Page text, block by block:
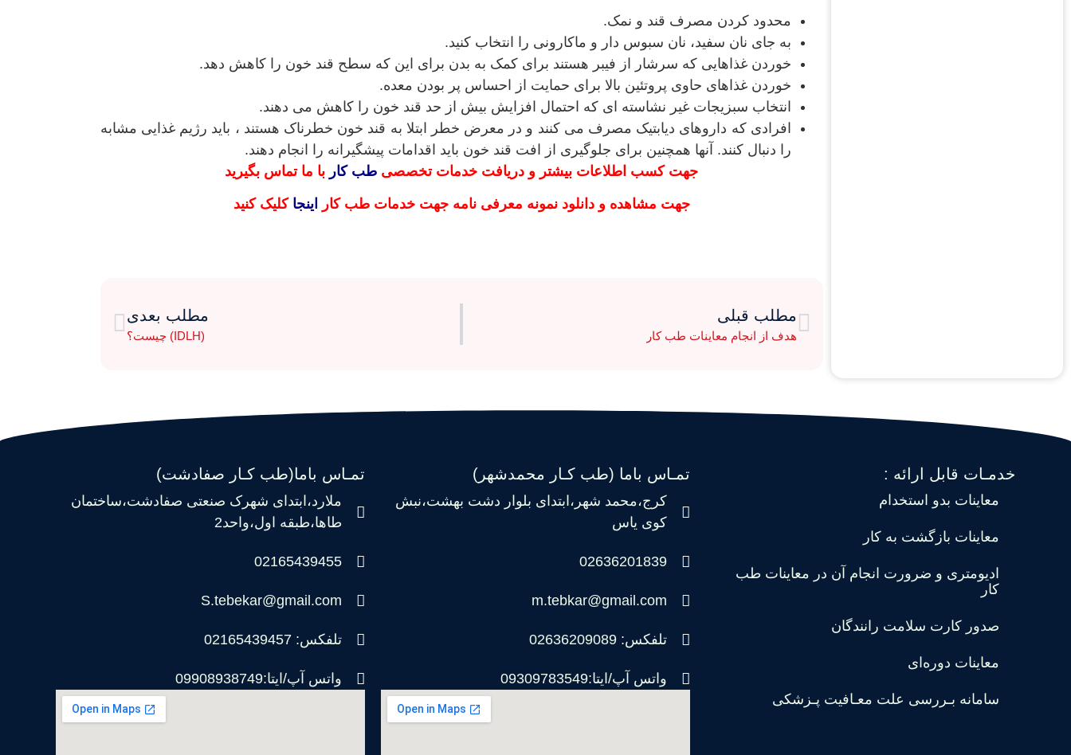
محدود کردن مصرف قند و نمک.
به جای نان سفید، نان سبوس دار و ماکارونی را انتخاب کنید.
خوردن غذاهایی که سرشار از فیبر هستند برای کمک به بدن برای این که سطح قند خون را کاهش دهد.
خوردن غذاهای حاوی پروتئین بالا برای حمایت از احساس پر بودن معده.
انتخاب سبزیجات غیر نشاسته ای که احتمال افزایش بیش از حد قند خون را کاهش می دهند.
افرادی که داروهای دیابتیک مصرف می کنند و در معرض خطر ابتلا به قند خون خطرناک هستند ، باید رژیم غذایی مشابه
را دنبال کنند. آنها همچنین برای جلوگیری از افت قند خون باید اقدامات پیشگیرانه را انجام دهند.
جهت کسب اطلاعات بیشتر و دریافت خدمات تخصصی طب کار با ما تماس بگیرید
جهت مشاهده و دانلود نمونه معرفی نامه جهت خدمات طب کار اینجا کلیک کنید
مطلب قبلی
هدف از انجام معاینات طب کار
مطلب بعدی
(IDLH) چیست؟
خدمـات قابل ارائه :
معاینات بدو استخدام
معاینات بازگشت به کار
ادیومتری و ضرورت انجام آن در معاینات طب
کار
صدور کارت سلامت رانندگان
معاینات دوره‌ای
سامانه بـررسی علت معـافیت پـزشکی
تمـاس باما (طب کـار محمدشهر)
کرج،محمد شهر،ابتدای بلوار دشت بهشت،نبش
کوی یاس
02636201839
m.tebkar@gmail.com
تلفکس: 02636209089
واتس آپ/ایتا:09309783549
تمـاس باما(طب کـار صفادشت)
ملارد،ابتدای شهرک صنعتی صفادشت،ساختمان
طاها،طبقه اول،واحد2
02165439455
S.tebekar@gmail.com
تلفکس: 02165439457
واتس آپ/ایتا:09908938749